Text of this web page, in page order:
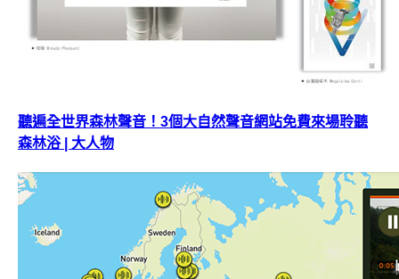
聽遍全世界森林聲音！3個大自然聲音網站免費來場聆聽
森林浴 | 大人物